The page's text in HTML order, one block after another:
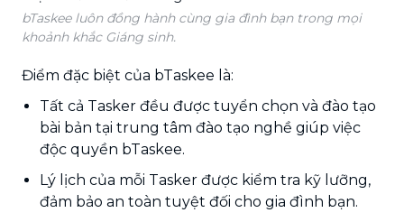
bTaskee luôn đồng hành cùng gia đình bạn trong mọi
khoảnh khắc Giáng sinh.
Điểm đặc biệt của bTaskee là:
Tất cả Tasker đều được tuyển chọn và đào tạo
bài bản tại trung tâm đào tạo nghề giúp việc
độc quyền bTaskee.
Lý lịch của mỗi Tasker được kiểm tra kỹ lưỡng,
đảm bảo an toàn tuyệt đối cho gia đình bạn.